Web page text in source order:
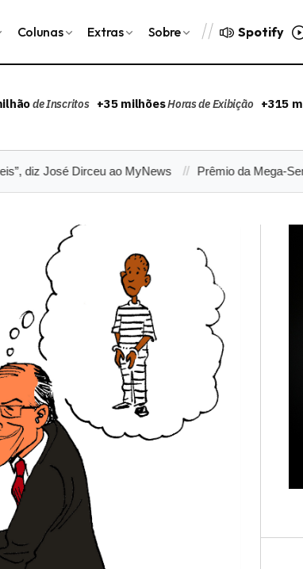
Colunas Extras Sobre Spotify
de Inscritos +35 milhõesHoras de Exibição +315
Dirceu ao MyNews Prêmio da Mega-Sena